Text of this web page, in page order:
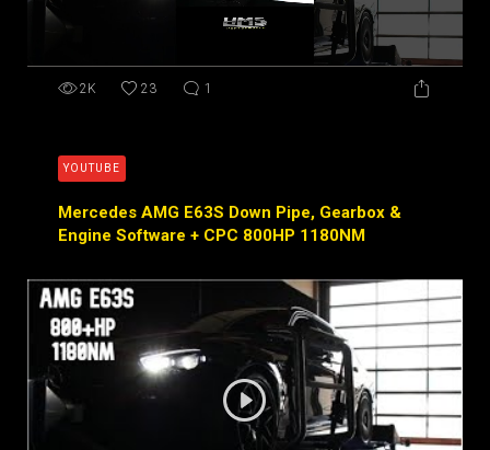
2K 23 1
Mercedes AMG E63S Down Pipe, Gearbox &
Engine Software + CPC 800HP 1180NM
YOUTUBE